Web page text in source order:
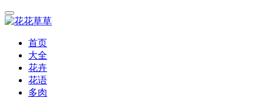
首页
大全
花卉
花语
多肉